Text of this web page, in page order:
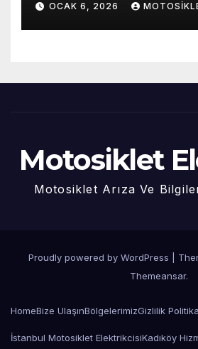
OCAK 6, 2026
Motosiklet
Motosiklet Arıza Ve
Proudly powered by WordPress
Themeansar.
HomeBize UlaşınBölgelerimizGizlilik
İstanbul Motosiklet ElektrikcisiKadıköy